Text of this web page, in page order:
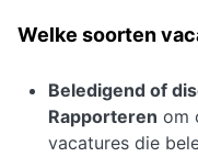
Welke soorten
Beledigend of
Rapporteren om
vacatures die